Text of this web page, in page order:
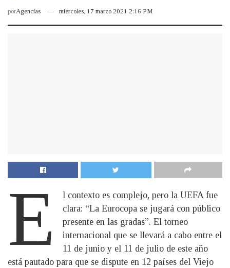
porAgencias miércoles, 17 marzo 2021 2:16 PM
E
l contexto es complejo, pero la UEFA fue
clara: “La Eurocopa se jugará con público
presente en las gradas”. El torneo
internacional que se llevará a cabo entre el
11 de junio y el 11 de julio de este año
está pautado para que se dispute en 12 países del Viejo